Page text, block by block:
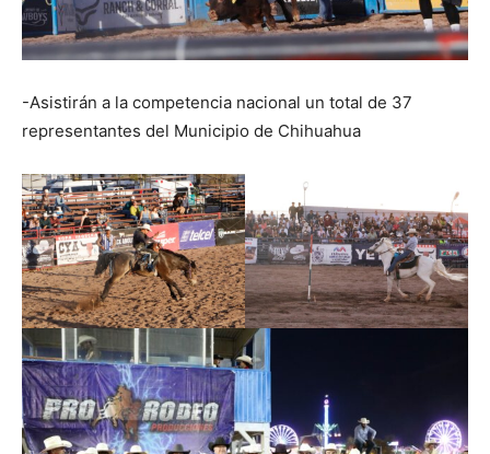
-Asistirán a la competencia nacional un total de 37
representantes del Municipio de Chihuahua